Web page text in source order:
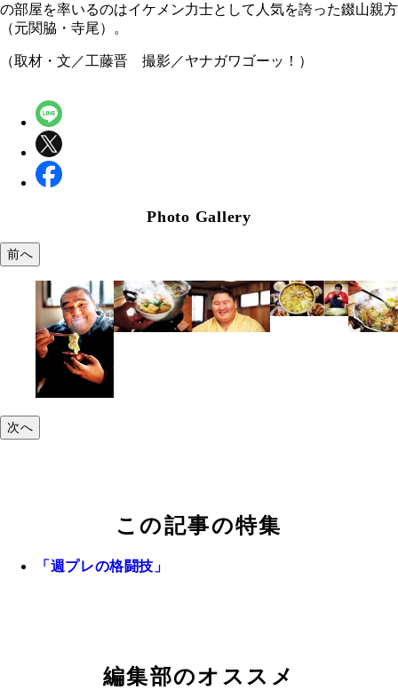
の部屋を率いるのはイケメン力士として人気を誇った錣山親方
（元関脇・寺尾）。
（取材・文／工藤晋 撮影／ヤナガワゴーッ！）
Photo Gallery
前へ
次へ
この記事の特集
「週プレの格闘技」
編集部のオススメ